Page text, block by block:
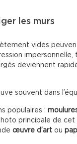
les murs
vides
impersonnelle,
deviennent
souvent dans
populaires :
principale de cet
œuvre d’art ou